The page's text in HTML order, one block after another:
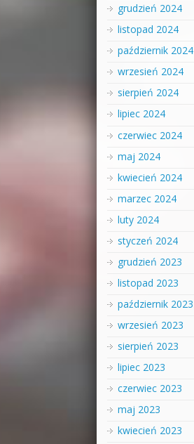
grudzień 2024
listopad 2024
październik 2024
wrzesień 2024
sierpień 2024
lipiec 2024
czerwiec 2024
maj 2024
kwiecień 2024
marzec 2024
luty 2024
styczeń 2024
grudzień 2023
listopad 2023
październik 2023
wrzesień 2023
sierpień 2023
lipiec 2023
czerwiec 2023
maj 2023
kwiecień 2023